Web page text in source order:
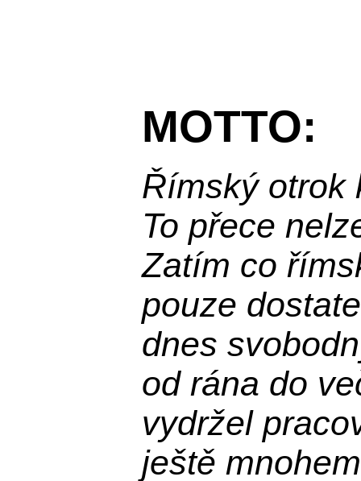
MOTTO:
Římský otrok
To přece
Zatím co
pouze
dnes
od rána do
vydržel
ještě